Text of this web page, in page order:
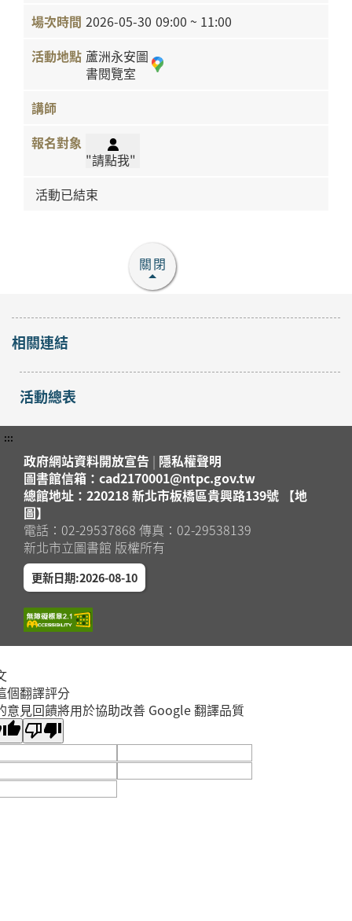
2026-05-30 09:00 ~ 11:00
蘆洲永安圖
書閱覽室
"請點我"
活動已結束
關閉
相關連結
活動總表
:::
政府網站資料開放宣告 | 隱私權聲明
圖書館信箱：cad2170001@ntpc.gov.tw
總館地址：220218 新北市板橋區貴興路139號 【地
圖】
電話：02-29537868 傳真：02-29538139
新北市立圖書館 版權所有
更新日期:2026-08-10
個翻譯評分
意見回饋將用於協助改善 Google 翻譯品質